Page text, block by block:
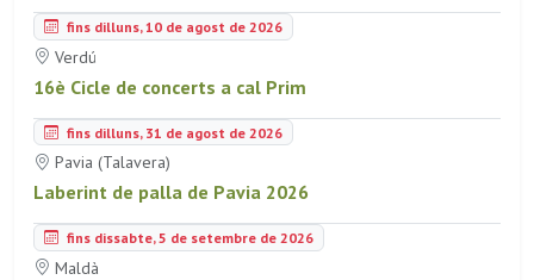
fins dilluns, 10 de agost de 2026
Verdú
16è Cicle de concerts a cal Prim
fins dilluns, 31 de agost de 2026
Pavia (Talavera)
Laberint de palla de Pavia 2026
fins dissabte, 5 de setembre de 2026
Maldà